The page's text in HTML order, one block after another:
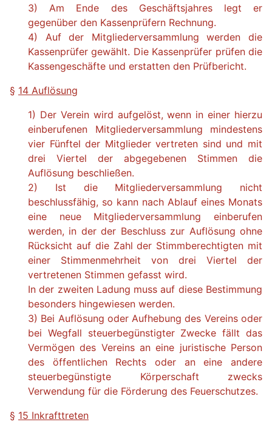
3) Am Ende des Geschäftsjahres legt er
gegenüber den Kassenprüfern Rechnung.
4) Auf der Mitgliederversammlung werden die
Kassenprüfer gewählt. Die Kassenprüfer prüfen die
Kassengeschäfte und erstatten den Prüfbericht.
§ 14 Auflösung
1) Der Verein wird aufgelöst, wenn in einer hierzu
einberufenen Mitgliederversammlung mindestens
vier Fünftel der Mitglieder vertreten sind und mit
drei Viertel der abgegebenen Stimmen die
Auflösung beschließen.
2) Ist die Mitgliederversammlung nicht
beschlussfähig, so kann nach Ablauf eines Monats
eine neue Mitgliederversammlung einberufen
werden, in der der Beschluss zur Auflösung ohne
Rücksicht auf die Zahl der Stimmberechtigten mit
einer Stimmenmehrheit von drei Viertel der
vertretenen Stimmen gefasst wird.
In der zweiten Ladung muss auf diese Bestimmung
besonders hingewiesen werden.
3) Bei Auflösung oder Aufhebung des Vereins oder
bei Wegfall steuerbegünstigter Zwecke fällt das
Vermögen des Vereins an eine juristische Person
des öffentlichen Rechts oder an eine andere
steuerbegünstigte Körperschaft zwecks
Verwendung für die Förderung des Feuerschutzes.
§ 15 Inkrafttreten